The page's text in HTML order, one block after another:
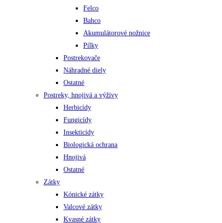
Felco
Bahco
Akumulátorové nožnice
Pílky
Postrekovače
Náhradné diely
Ostatné
Postreky, hnojivá a výživy
Herbicídy
Fungicídy
Insekticídy
Biologická ochrana
Hnojivá
Ostatné
Zátky
Kónické zátky
Valcové zátky
Kvasné zátky